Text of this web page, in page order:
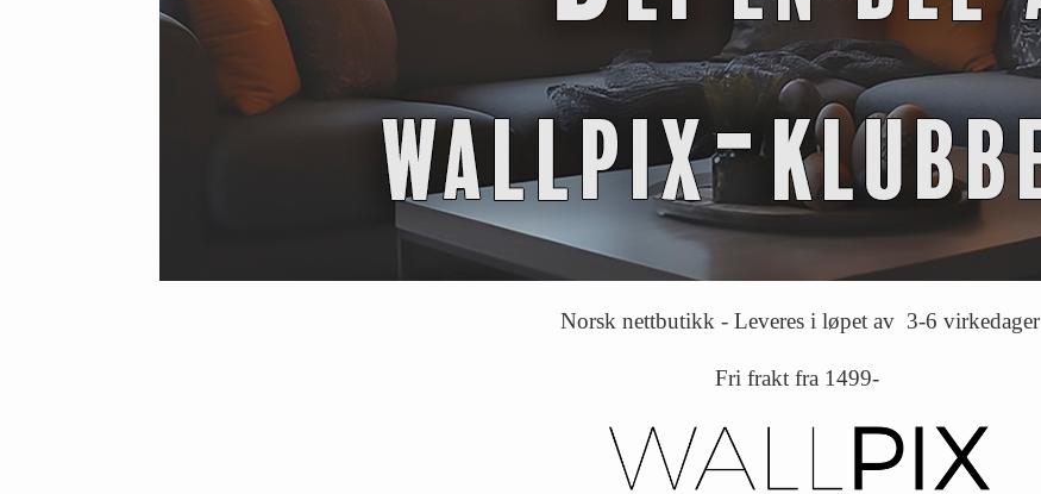
Norsk nettbutikk - Leveres i løpet av 3-6 virkedager
Fri frakt fra 1499-